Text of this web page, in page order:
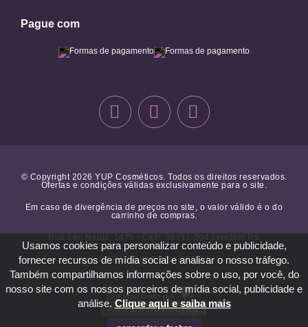
Pague com
© Copyright 2026 YUP Cosméticos. Todos os direitos reservados.
Ofertas e condições válidas exclusivamente para o site.
Em caso de divergência de preços no site, o valor válido é o do
carrinho de compras.
CNPJ: 10.650.211/0001-23
Desenvolvido por
ASTRUS COMMERCE
Usamos cookies para personalizar conteúdo e publicidade,
fornecer recursos de mídia social e analisar o nosso tráfego.
Também compartilhamos informações sobre o uso, por você, do
nosso site com os nossos parceiros de mídia social, publicidade e
análise. Clique aqui e saiba mais